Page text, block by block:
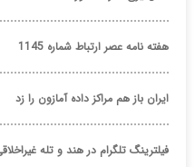
هفته نامه عصر ارتباط شماره 1145
ایران باز هم مراکز داده آمازون را زد
فیلترینگ تلگرام در هند و تله